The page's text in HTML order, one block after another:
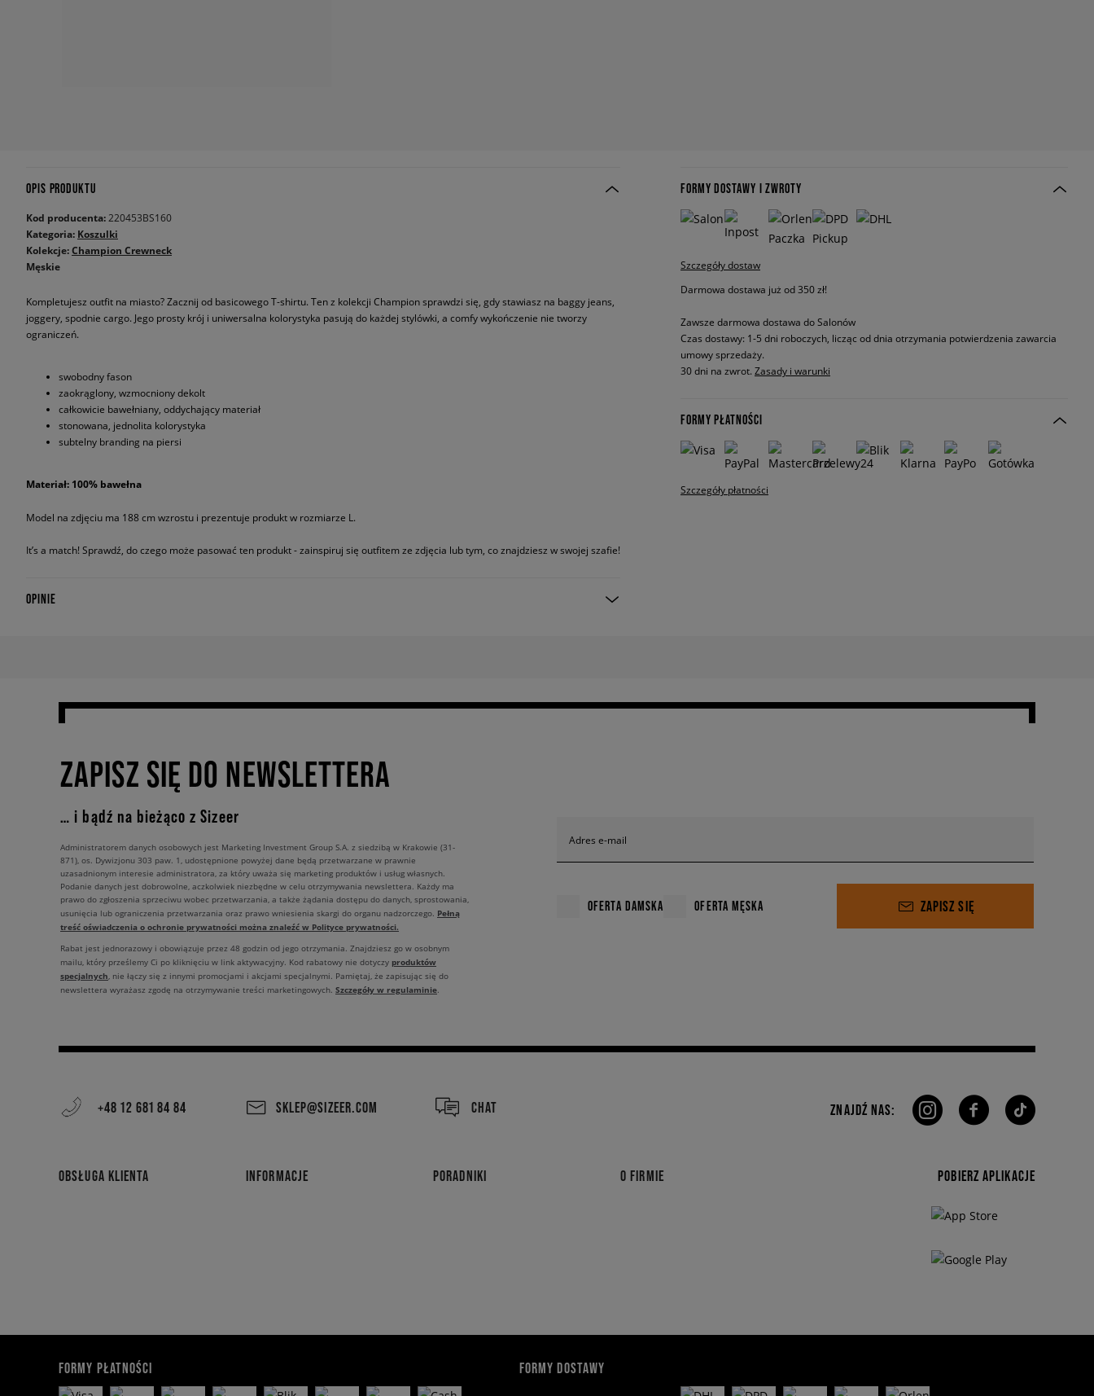
OPIS PRODUKTU
Kod producenta: 220453BS160
Kategoria: Koszulki
Kolekcje:Champion Crewneck
Męskie
Kompletujesz outfit na miasto? Zacznij od basicowego T-shirtu. Ten z kolekcji Champion sprawdzi się, gdy stawiasz na baggy jeans,
joggery, spodnie cargo. Jego prosty krój i uniwersalna kolorystyka pasują do każdej stylówki, a comfy wykończenie nie tworzy
ograniczeń.
swobodny fason
zaokrąglony, wzmocniony dekolt
całkowicie bawełniany, oddychający materiał
stonowana, jednolita kolorystyka
subtelny branding na piersi
Materiał: 100% bawełna
Model na zdjęciu ma 188 cm wzrostu i prezentuje produkt w rozmiarze L.
It’s a match! Sprawdź, do czego może pasować ten produkt - zainspiruj się outfitem ze zdjęcia lub tym, co znajdziesz w swojej szafie!
OPINIE
FORMY DOSTAWY I ZWROTY
Szczegóły dostaw
Darmowa dostawa już od 350 zł!
Zawsze darmowa dostawa do Salonów
Czas dostawy: 1-5 dni roboczych, licząc od dnia otrzymania potwierdzenia zawarcia
umowy sprzedaży.
30 dni na zwrot. Zasady i warunki
FORMY PŁATNOŚCI
Szczegóły płatności
ZAPISZ SIĘ DO NEWSLETTERA
… i bądź na bieżąco z Sizeer
Adres e-mail
OFERTA DAMSKA OFERTA MĘSKA ZAPISZ SIĘ
Administratorem danych osobowych jest Marketing Investment Group S.A. z siedzibą w Krakowie (31-
871), os. Dywizjonu 303 paw. 1, udostępnione powyżej dane będą przetwarzane w prawnie
uzasadnionym interesie administratora, za który uważa się marketing produktów i usług własnych.
Podanie danych jest dobrowolne, aczkolwiek niezbędne w celu otrzymywania newslettera. Każdy ma
prawo do zgłoszenia sprzeciwu wobec przetwarzania, a także żądania dostępu do danych, sprostowania,
usunięcia lub ograniczenia przetwarzania oraz prawo wniesienia skargi do organu nadzorczego. Pełną
treść oświadczenia o ochronie prywatności można znaleźć w Polityce prywatności.
Rabat jest jednorazowy i obowiązuje przez 48 godzin od jego otrzymania. Znajdziesz go w osobnym
mailu, który prześlemy Ci po kliknięciu w link aktywacyjny. Kod rabatowy nie dotyczy produktów
specjalnych, nie łączy się z innymi promocjami i akcjami specjalnymi. Pamiętaj, że zapisując się do
newslettera wyrażasz zgodę na otrzymywanie treści marketingowych. Szczegóły w regulaminie.
+48 12 681 84 84 SKLEP@SIZEER.COM CHAT
OBSŁUGA KLIENTA INFORMACJE PORADNIKI O FIRMIE
ZNAJDŹ NAS:
POBIERZ APLIKACJE
FORMY PŁATNOŚCI FORMY DOSTAWY